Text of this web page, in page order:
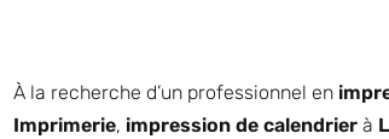
À la recherche d’un professionnel en
Imprimerie, impression de calendrierà